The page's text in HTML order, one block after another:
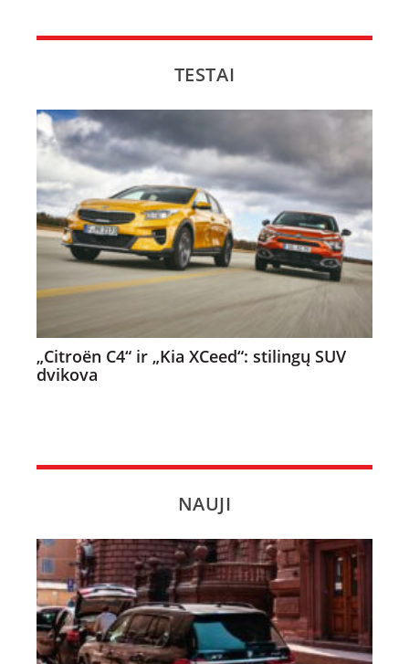
TESTAI
„Citroën C4“ ir „Kia XCeed“: stilingų SUV
dvikova
NAUJI